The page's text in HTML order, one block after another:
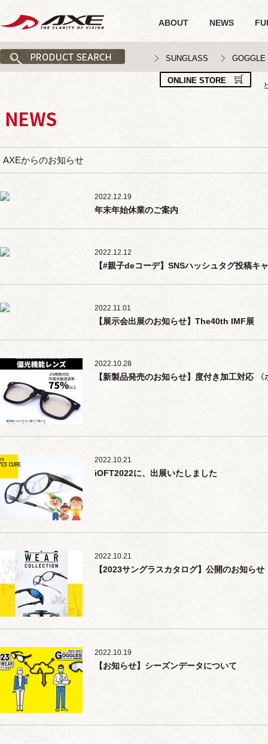
ABOUT NEWS
SUNGLASS GOGGLE
ONLINE STORE
AXEからのお知らせ
2022.12.19
年末年始休業のご案内
2022.12.12
【#親子deコーデ】SNSハッシュタグ投稿キ
2022.11.01
【展示会出展のお知らせ】The40th IMF展
2022.10.28
【新製品発売のお知らせ】度付き加工対応
2022.10.21
iOFT2022に、出展いたしました
2022.10.21
【2023サングラスカタログ】公開のお知らせ
2022.10.19
【お知らせ】シーズンデータについて